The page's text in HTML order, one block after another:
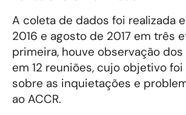
A coleta de dados foi realizada
2016 e agosto de 2017 em três
primeira, houve observação
em 12 reuniões, cujo objetivo
sobre as inquietações e
ao ACCR.